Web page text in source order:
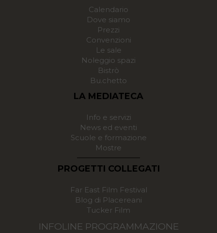
Calendario
Dove siamo
Prezzi
Convenzioni
Le sale
Noleggio spazi
Bistrò
Bu.chetto
LA MEDIATECA
Info e servizi
News ed eventi
Scuole e formazione
Mostre
PROGETTI COLLEGATI
Far East Film Festival
Blog di Placereani
Tucker Film
INFOLINE PROGRAMMAZIONE